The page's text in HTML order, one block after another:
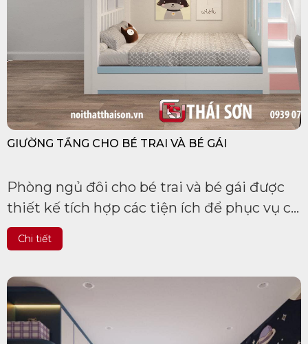
GIƯỜNG TẦNG CHO BÉ TRAI VÀ BÉ GÁI
Phòng ngủ đôi cho bé trai và bé gái được
thiết kế tích hợp các tiện ích để phục vụ cả
hai bé.
Chi tiết